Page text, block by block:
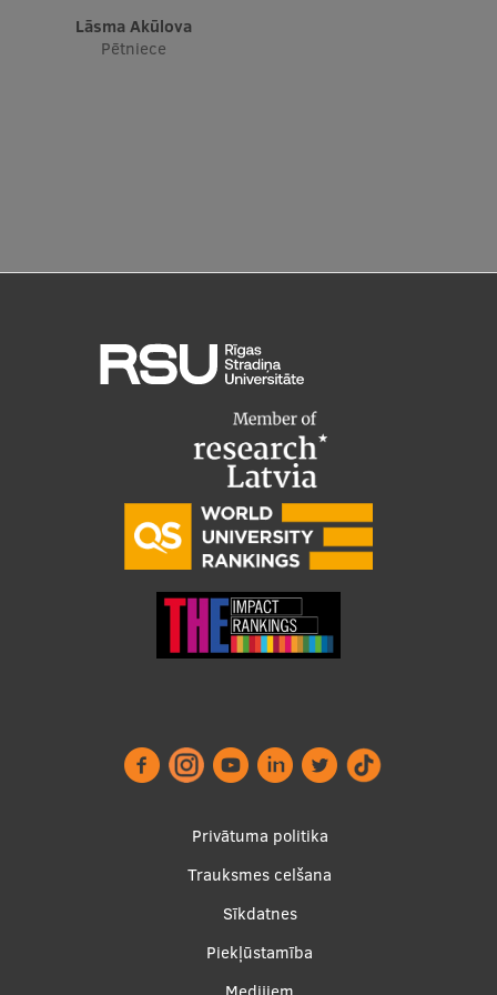
RSU zinātnes portāls
Pētniecības projekti
Vertikāli integrētie projekti
Starptautiskā sadarbība
Mobilitātes programmas
EURAXESS RSU kontaktpunkts
Lāsma Akūlova
Pētniece
Privātuma politika
Trauksmes celšana
Sīkdatnes
Piekļūstamība